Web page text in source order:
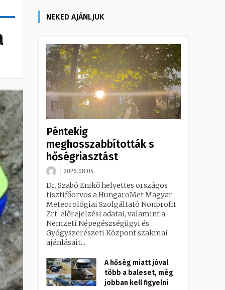
NEKED AJÁNLJUK
Péntekig
meghosszabbították s
hőségriasztást
2026.08.05.
Dr. Szabó Enikő helyettes országos
tisztifőorvos a HungaroMet Magyar
Meteorológiai Szolgáltató Nonprofit
Zrt. előrejelzési adatai, valamint a
Nemzeti Népegészségügyi és
Gyógyszerészeti Központ szakmai
ajánlásait...
A hőség miatt jóval
több a baleset, még
jobban kell figyelni